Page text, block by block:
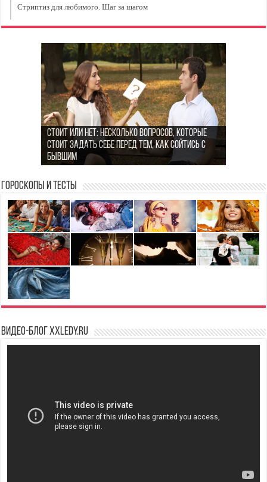
Стриптиз для любимого. Шаг за шагом
MansMag.ru: стиль, технологии и вдохновение
для современных мужчин
Стоит или нет: Несколько вопросов, которые
стоит задать себе перед тем, как сойтись с
бывшим
Как найти гармонию в повседневной жизни: 5
простых шагов
Признаки токсичных отношений
Гороскопы и Тесты
Видео-блог XXLedy.ru